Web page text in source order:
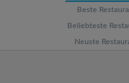
Beste
Beliebteste
Neuste